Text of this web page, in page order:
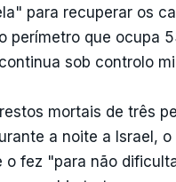
para recuperar os
perímetro que ocupa
sob controlo
mortais de três
a noite a Israel, o
o fez "para não